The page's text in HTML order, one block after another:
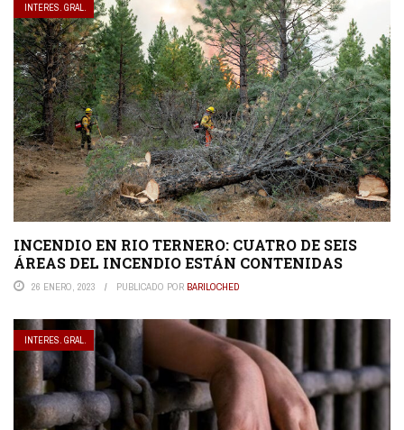
INTERES. GRAL.
INCENDIO EN RIO TERNERO: CUATRO DE SEIS
ÁREAS DEL INCENDIO ESTÁN CONTENIDAS
26 ENERO, 2023 PUBLICADO POR BARILOCHED
INTERES. GRAL.